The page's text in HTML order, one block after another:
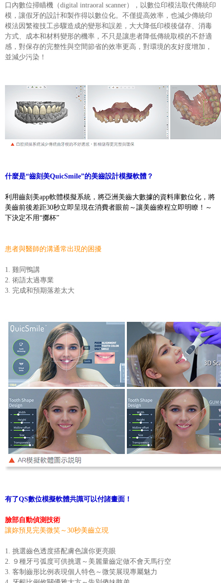
口內數位掃瞄機（digital intraoral scanner），以數位印模法取代傳統印
模，讓假牙的設計和製作得以數位化。不僅提高效率，也減少傳統印
模法因繁複技工步驟造成的變形和誤差，大大降低印模後儲存、消毒
方式、成本和材料變形的機率，不只是讓患者降低傳統取模的不舒適
感，對保存的完整性與空間節省的效率更高，對環境的友好度增加，
並減少污染！
什麼是“齒刻美QuicSmile”的美齒設計模擬軟體？
利用齒刻美app軟體模擬系統，將亞洲美齒大數據的資料庫數位化，將
美齒前後差距30秒立即呈現在消費者眼前～讓美齒療程立即明瞭！～
下決定不用“擲杯”
患者與醫師的溝通常出現的困擾
1. 雞同鴨講
2. 術語太過專業
3. 完成和預期落差太大
有了QS數位模擬軟體共識可以付諸畫面！
臉部自動偵測技術
讓妳預見完美微笑～30秒美齒立現
1. 挑選齒色透度搭配膚色讓你更亮眼
2. ９種牙弓弧度可供挑選～美麗量齒定做不會天馬行空
3. 客制齒形比例表現個人特色～微笑展現專屬魅力